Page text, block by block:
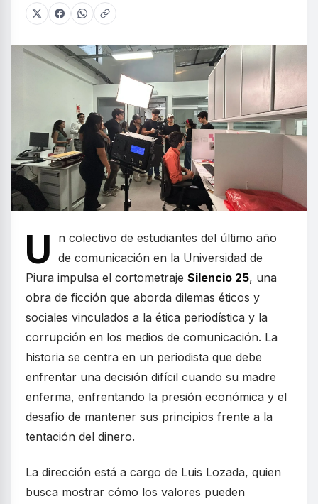
U
n colectivo de estudiantes del último año
de comunicación en la Universidad de
Piura impulsa el cortometraje Silencio 25, una
obra de ficción que aborda dilemas éticos y
sociales vinculados a la ética periodística y la
corrupción en los medios de comunicación. La
historia se centra en un periodista que debe
enfrentar una decisión difícil cuando su madre
enferma, enfrentando la presión económica y el
desafío de mantener sus principios frente a la
tentación del dinero.
La dirección está a cargo de Luis Lozada, quien
busca mostrar cómo los valores pueden